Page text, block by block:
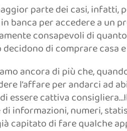
parte dei casi, infatti,
banca per accedere a un
consapevoli di
decidono di comprare casa
ancora di più che,
l’affare per andarci ad
essere cattiva
informazioni, numeri,
capitato di fare qualche